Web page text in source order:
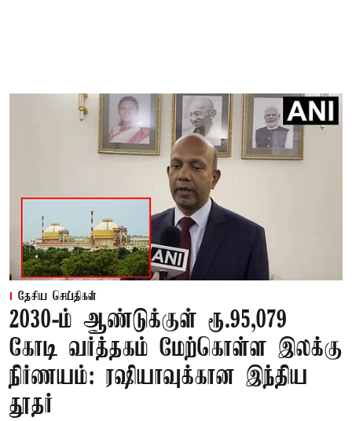
தேசிய செய்திகள்
2030-ம் ஆண்டுக்குள் ரூ.95,079
கோடி வர்த்தகம் மேற்கொள்ள இலக்கு
நிர்ணயம்: ரஷியாவுக்கான இந்திய
தூதர்